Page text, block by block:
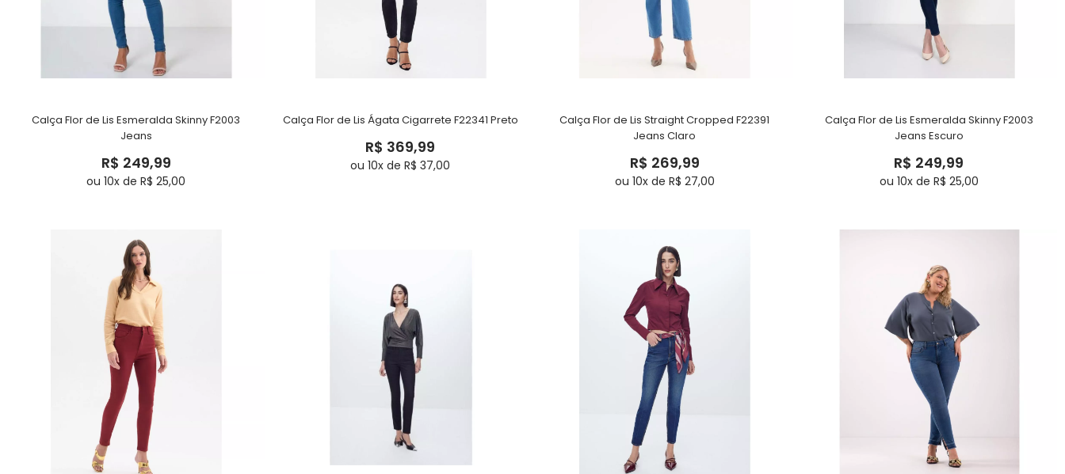
Calça Flor de Lis Esmeralda Skinny F2003
Jeans
R$ 249,99
ou 10x de R$ 25,00
Calça Flor de Lis Ágata Cigarrete F22341 Preto
R$ 369,99
ou 10x de R$ 37,00
Calça Flor de Lis Straight Cropped F22391
Jeans Claro
R$ 269,99
ou 10x de R$ 27,00
Calça Flor de Lis Esmeralda Skinny F2003
Jeans Escuro
R$ 249,99
ou 10x de R$ 25,00